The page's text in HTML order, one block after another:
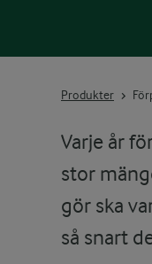
Produkter
Varje år
stor
gör ska
så snart